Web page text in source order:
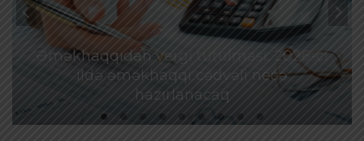
Əməkhaqqıdan vergi tutulması: 2026-cı
ildə əməkhaqqı cədvəli necə
hazırlanacaq